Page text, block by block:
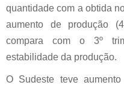
quantidade com a obtida
aumento de produção
compara com o 3º
estabilidade da produção.
O Sudeste teve